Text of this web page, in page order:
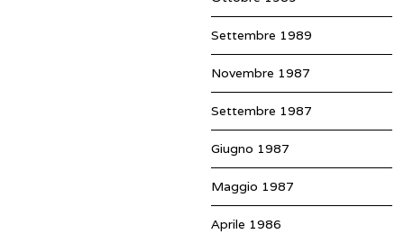
Settembre 1989
Novembre 1987
Settembre 1987
Giugno 1987
Maggio 1987
Aprile 1986